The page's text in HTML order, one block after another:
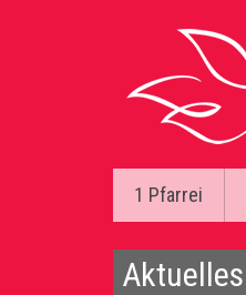
1 Pfarrei
Aktuelles